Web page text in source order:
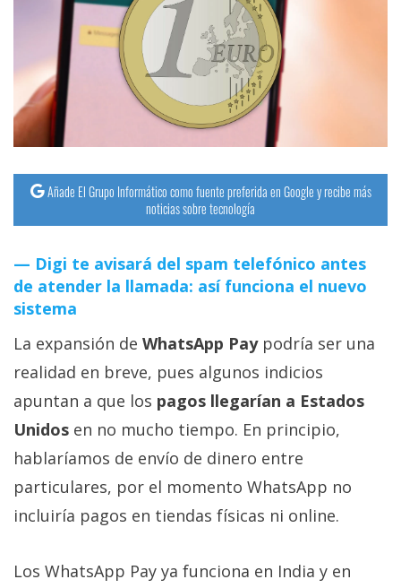
streaming
Operadores
Trucos
y
Tutoriales
Ciberseguridad
Sistemas
operativos
Profesional
+
Más
temas
Sorteos
Añade El Grupo Informático como fuente preferida en Google y recibe más
noticias sobre tecnología
Digi te avisará del spam telefónico antes
de atender la llamada: así funciona el nuevo
sistema
La expansión de WhatsApp Paypodría ser una
realidad en breve, pues algunos indicios
apuntan a que los pagos llegarían a Estados
Unidos en no mucho tiempo. En principio,
hablaríamos de envío de dinero entre
particulares, por el momento WhatsApp no
incluiría pagos en tiendas físicas ni online.
Los WhatsApp Pay ya funciona en India y en